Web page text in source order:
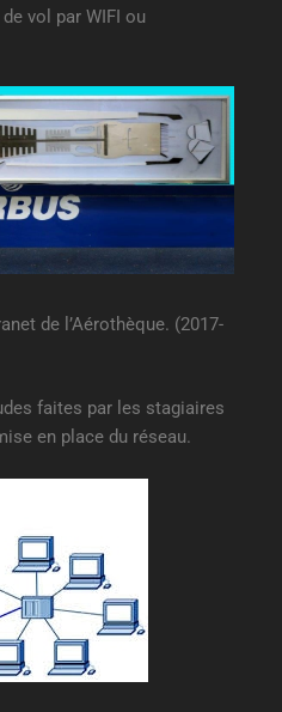
vol par WIFI ou
de l’Aérothèque. (2017-
faites par les stagiaires
en place du réseau.